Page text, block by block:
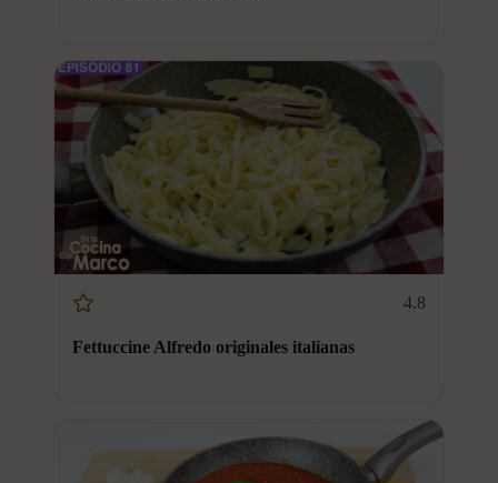
4.8
Fettuccine Alfredo originales italianas